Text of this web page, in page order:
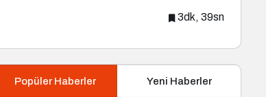
3dk, 39sn
Popüler Haberler Yeni Haberler